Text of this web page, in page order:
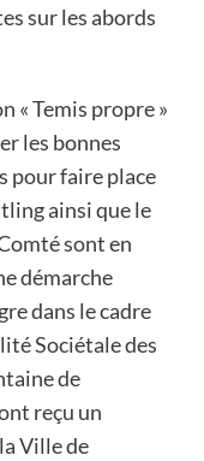
sur les abords
« Temis propre »
les bonnes
pour faire place
ainsi que le
sont en
démarche
dans le cadre
Sociétale des
de
reçu un
Ville de